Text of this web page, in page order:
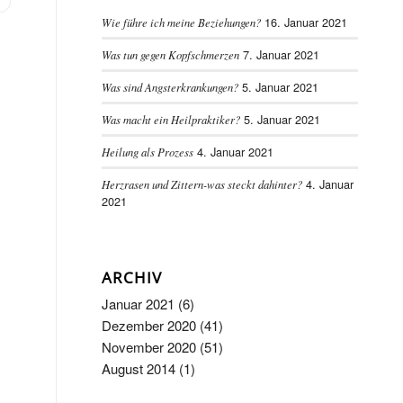
Wie führe ich meine Beziehungen? 16. Januar 2021
Was tun gegen Kopfschmerzen 7. Januar 2021
Was sind Angsterkrankungen? 5. Januar 2021
Was macht ein Heilpraktiker? 5. Januar 2021
Heilung als Prozess 4. Januar 2021
Herzrasen und Zittern-was steckt dahinter? 4. Januar
2021
ARCHIV
Januar 2021 (6)
Dezember 2020 (41)
November 2020 (51)
August 2014 (1)